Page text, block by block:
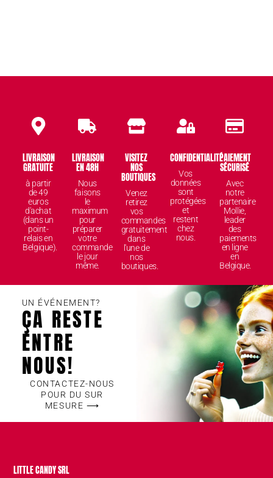
LIVRAISON
GRATUITE
à partir
de 49
euros
d'achat
(dans un
point-
relais en
Belgique).
LIVRAISON
EN 48H
Nous
faisons
le
maximum
pour
préparer
votre
commande
le jour
même.
VISITEZ
NOS
BOUTIQUES
Venez
retirez
vos
commandes
gratuitement
dans
l'une de
nos
boutiques.
CONFIDENTIALITÉ
Vos
données
sont
protégées
et
restent
chez
nous.
PAIEMENT
SÉCURISÉ
Avec
notre
partenaire
Mollie,
leader
des
paiements
en ligne
en
Belgique.
UN ÉVÉNEMENT?
ÇA RESTE
ENTRE
NOUS!
CONTACTEZ-NOUS
POUR DU SUR
MESURE ⟶
LITTLE CANDY SRL